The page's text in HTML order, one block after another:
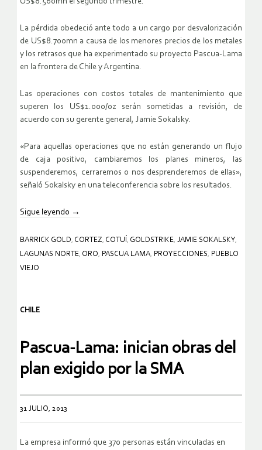
La pérdida obedeció ante todo a un cargo por desvalorización
de US$8.700mn a causa de los menores precios de los metales
y los retrasos que ha experimentado su proyecto Pascua-Lama
en la frontera de Chile y Argentina.
Las operaciones con costos totales de mantenimiento que
superen los US$1.000/oz serán sometidas a revisión, de
acuerdo con su gerente general, Jamie Sokalsky.
«Para aquellas operaciones que no están generando un flujo
de caja positivo, cambiaremos los planes mineros, las
suspenderemos, cerraremos o nos desprenderemos de ellas»,
señaló Sokalsky en una teleconferencia sobre los resultados.
Sigue leyendo →
BARRICK GOLD CORTEZ COTUÍ GOLDSTRIKE JAMIE SOKALSKY
LAGUNAS NORTE ORO PASCUA LAMA PROYECCIONES
PUEBLO
VIEJO
CHILE
Pascua-Lama: inician obras del
plan exigido por la SMA
31 JULIO, 2013
La empresa informó que 370 personas están vinculadas en